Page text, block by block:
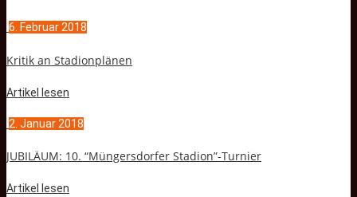
6. Februar 2018
Kritik an Stadionplänen
Artikel lesen
2. Januar 2018
JUBILÄUM: 10. “Müngersdorfer Stadion”-Turnier
Artikel lesen